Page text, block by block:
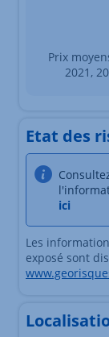
Prix
2021,
Etat des
ici
Les
exposé sont